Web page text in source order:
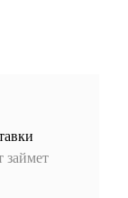
займет